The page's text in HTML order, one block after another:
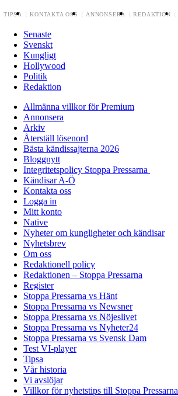
TIPSA KONTAKTA OSS ANNONSERA REDAKTION
Senaste
Svenskt
Kungligt
Hollywood
Politik
Redaktion
Allmänna villkor för Premium
Annonsera
Arkiv
Återställ lösenord
Bästa kändissajterna 2026
Bloggnytt
Integritetspolicy Stoppa Pressarna
Kändisar A-Ö
Kontakta oss
Logga in
Mitt konto
Native
Nyheter om kungligheter och kändisar
Nyhetsbrev
Om oss
Redaktionell policy
Redaktionen – Stoppa Pressarna
Register
Stoppa Pressarna vs Hänt
Stoppa Pressarna vs Newsner
Stoppa Pressarna vs Nöjeslivet
Stoppa Pressarna vs Nyheter24
Stoppa Pressarna vs Svensk Dam
Test VI-player
Tipsa
Vår historia
Vi avslöjar
Villkor för nyhetstips till Stoppa Pressarna